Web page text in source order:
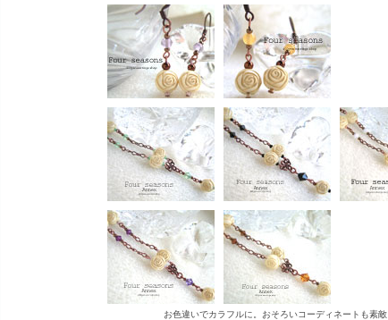
お色違いでカラフルに。おそろいコーディネートも素敵